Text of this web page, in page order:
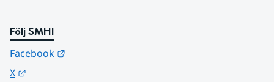
Följ SMHI
Facebook
X